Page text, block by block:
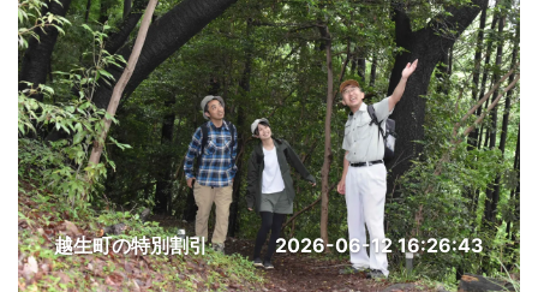
越生町の特別割引 2026-06-12 16:26:43